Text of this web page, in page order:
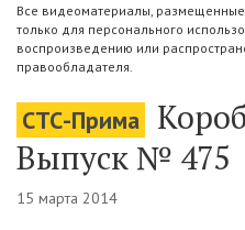
Все видеоматериалы,
только для персонального
воспроизведению или
правообладателя.
СТС-Прима
Выпуск № 475
15 марта 2014